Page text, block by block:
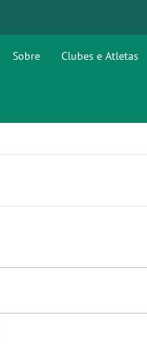
Sobre Clubes e Atletas